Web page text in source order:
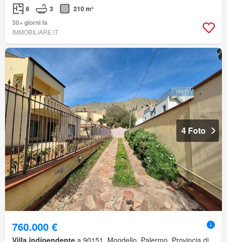
6 3
210 m²
30+ giorni fa
IMMOBILIARE.IT
4 Foto
760.000 €